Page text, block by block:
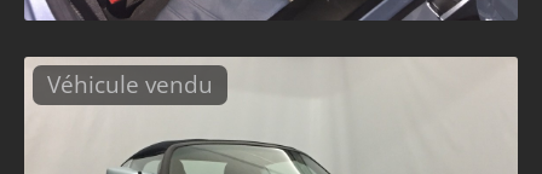
Véhicule vendu